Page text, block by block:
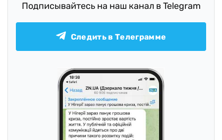
Подписывайтесь на наш канал в Telegram
Следить в Телеграмме